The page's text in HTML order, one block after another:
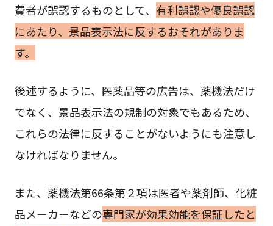
費者が誤認するものとして、 有利誤認や優良誤認
にあたり、景品表示法に反するおそれがありま
す。
後述するように、医薬品等の広告は、薬機法だけ
でなく、景品表示法の規制の対象でもあるため、
これらの法律に反することがないようにも注意し
なければなりません。
また、薬機法第66条第２項は医者や薬剤師、化粧
品メーカーなどの専門家が効果効能を保証したと